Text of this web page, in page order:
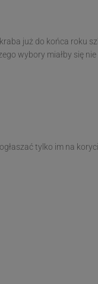
już do końca roku
wybory miałby się
tylko im na